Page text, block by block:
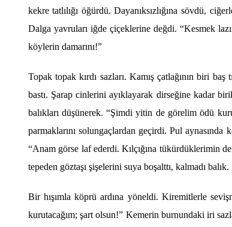
kekre tatlılığı öğürdü. Dayanıksızlığına sövdü, ci
Dalga yavruları iğde çiçeklerine değdi. “Kesmek
köylerin damarını!”
Topak topak kırdı sazları. Kamış çatlağının biri baş
bastı. Şarap cinlerini ayıklayarak dirseğine kadar
balıkları düşünerek. “Şimdi yitin de görelimödü
parmaklarını solungaçlardan geçirdi. Pul aynasında
“Anam görse laf ederdi. Kılçığına tükürdüklerimin
tepeden göztaşı şişelerini suya boşalttı, kalmadı
Bir hışımla köprü ardına yöneldi. Kiremitlerle
kurutacağım; şart olsun!” Kemerin burnundaki iri